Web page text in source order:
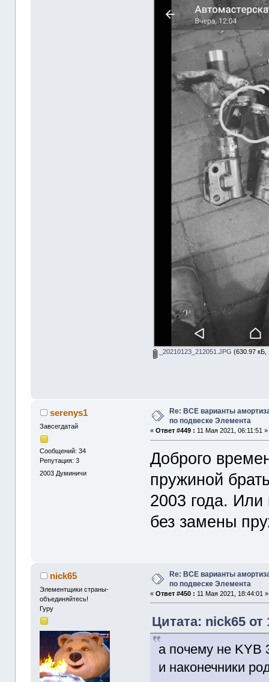
_20210123_212051.JPG (630.97 кБ,
serenys1
Завсегдатай
Сообщений: 34
Репутация: 3
2003 Думиничи
Re: ВСЕ варианты
по подвеске Элемента
«Ответ #449 : 11 Мая 2021, 06:11:51 »
Доброго
пружиной
2003 года. Или
без замены
nick65
Элементщики страны-
объединяйтесь!
Гуру
Re: ВСЕ варианты
по подвеске Элемента
«Ответ #450 : 11 Мая 2021, 18:44:01 »
Цитата: nick65 от
а почему не KYB
и наконечники